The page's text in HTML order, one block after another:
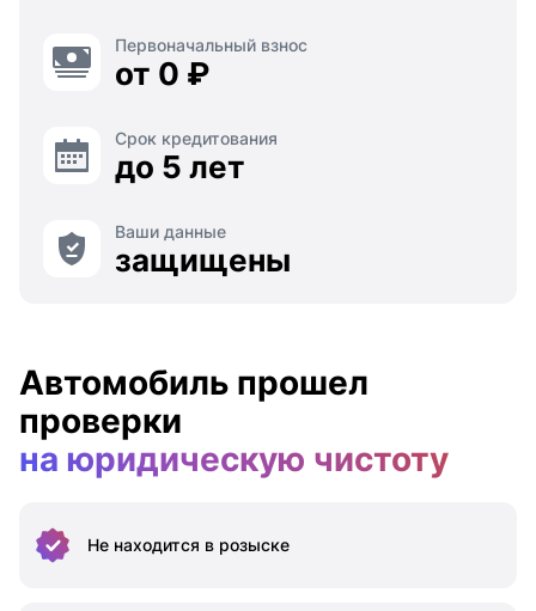
Первоначальный взнос
от 0 ₽
Срок кредитования
до 5 лет
Ваши данные
защищены
Автомобиль прошел
проверки
на юридическую чистоту
Не находится в розыске